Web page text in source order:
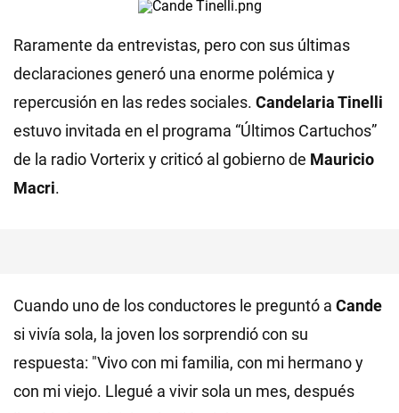
Raramente da entrevistas, pero con sus últimas
declaraciones generó una enorme polémica y
repercusión en las redes sociales. Candelaria Tinelli
estuvo invitada en el programa “Últimos Cartuchos”
de la radio Vorterix y criticó al gobierno de Mauricio
Macri.
Cuando uno de los conductores le preguntó a Cande
si vivía sola, la joven los sorprendió con su
respuesta: "Vivo con mi familia, con mi hermano y
con mi viejo. Llegué a vivir sola un mes, después